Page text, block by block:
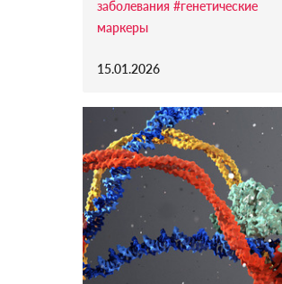
заболевания #генетические
маркеры
15.01.2026